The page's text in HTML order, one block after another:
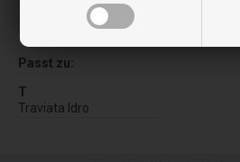
Passt zu:
T
Traviata Idro